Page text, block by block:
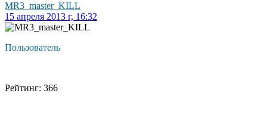
MR3_master_KILL
15 апреля 2013 г, 16:32
Пользователь
Рейтинг: 366